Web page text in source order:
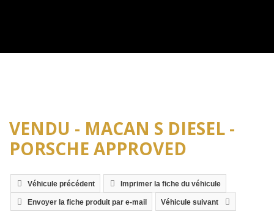
VENDU - MACAN S DIESEL -
PORSCHE APPROVED
Véhicule précédent Imprimer la fiche du véhicule
Envoyer la fiche produit par e-mail Véhicule suivant